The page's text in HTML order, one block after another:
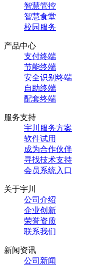
智慧管控
智慧食堂
校园服务
产品中心
支付终端
节能终端
安全识别终端
自助终端
配套终端
服务支持
宇川服务方案
软件试用
成为合作伙伴
寻找技术支持
会员系统入口
关于宇川
公司介绍
企业创新
荣誉资质
联系我们
新闻资讯
公司新闻